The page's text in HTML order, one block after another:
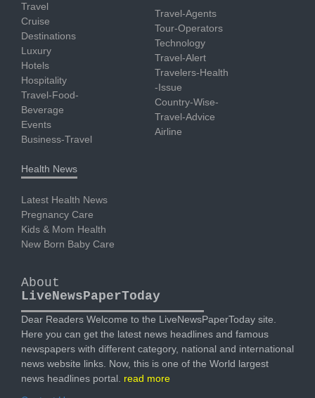
Travel
Cruise
Destinations
Luxury
Hotels
Hospitality
Travel-Food-
Beverage
Events
Business-Travel
Travel-Agents
Tour-Operators
Technology
Travel-Alert
Travelers-Health
-Issue
Country-Wise-
Travel-Advice
Airline
Health News
Latest Health News
Pregnancy Care
Kids & Mom Health
New Born Baby Care
About
LiveNewsPaperToday
Dear Readers Welcome to the LiveNewsPaperToday site.
Here you can get the latest news headlines and famous
newspapers with different category, national and international
news website links. Now, this is one of the World largest
news headlines portal. read more